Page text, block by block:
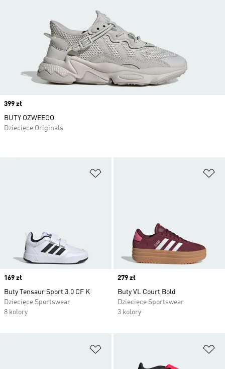
Price
169 zł
Buty Tensaur Sport 3.0 CF K
Dziecięce Sportswear
8 kolory
Price
279 zł
Buty VL Court Bold
Dziecięce Sportswear
3 kolory
Price
399 zł
BUTY OZWEEGO
Dziecięce Originals